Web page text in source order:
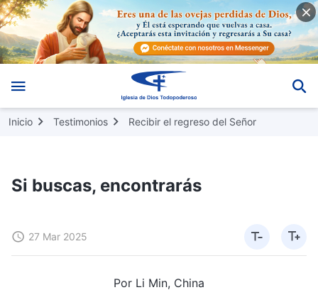
Inicio Testimonios Recibir el regreso del Señor
Si buscas, encontrarás
27 Mar 2025
Por Li Min, China